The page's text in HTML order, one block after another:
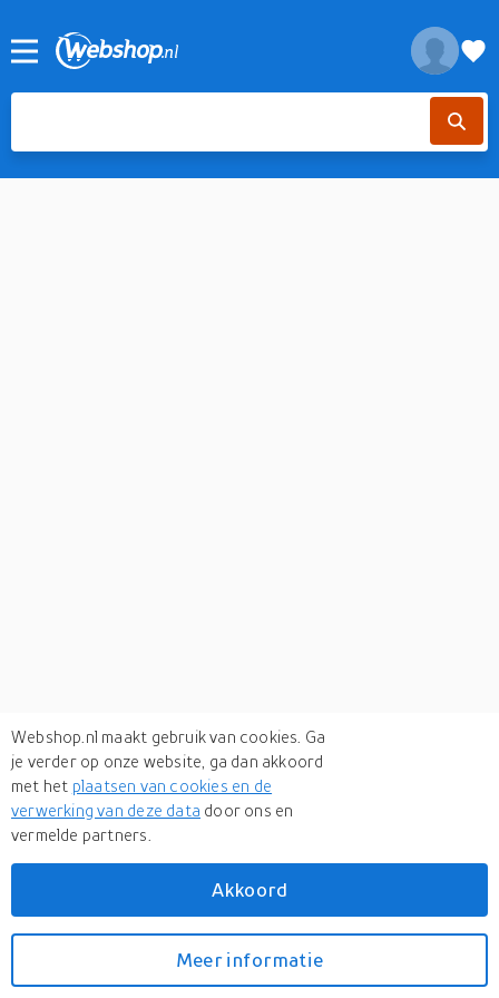
gerelateerde categorieën
Mode accessoires
Webshop.nl maakt gebruik van cookies. Ga
je verder op onze website, ga dan akkoord
met het plaatsen van cookies en de
verwerking van deze data door ons en
vermelde partners.
Akkoord
Meer informatie